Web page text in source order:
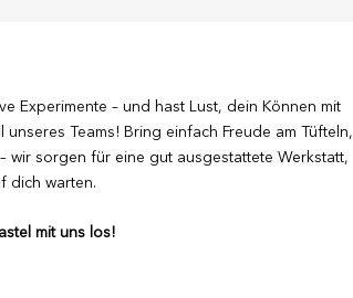
Experimente – und hast Lust, dein Können mit
unseres Teams! Bring einfach Freude am Tüfteln,
wir sorgen für eine gut ausgestattete Werkstatt,
dich warten.
mit uns los!